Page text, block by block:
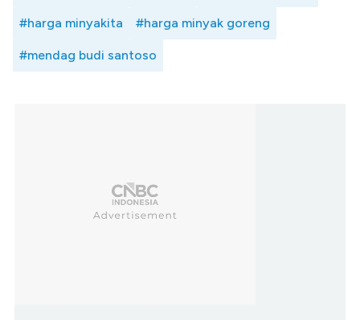
#harga minyakita #harga minyak goreng
#mendag budi santoso